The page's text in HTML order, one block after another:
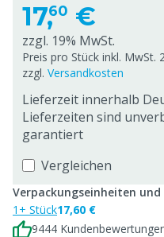
17,60 €
zzgl. 19% MwSt.
Preis pro Stück inkl. MwSt.
zzgl. Versandkosten
Lieferzeit innerhalb
Lieferzeiten sind
garantiert
Vergleichen
Verpackungseinheiten
1+ Stück17,60 €
9444